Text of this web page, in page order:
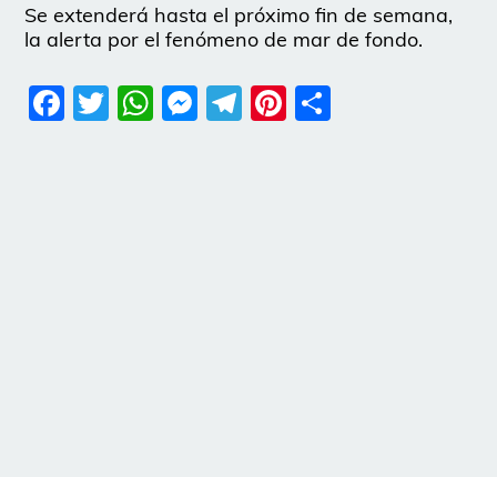
Se extenderá hasta el próximo fin de semana,
la alerta por el fenómeno de mar de fondo.
Facebook
Twitter
WhatsApp
Messenger
Telegram
Pinterest